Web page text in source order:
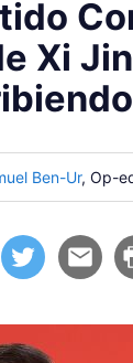
Xi
Ben-Ur, Op-